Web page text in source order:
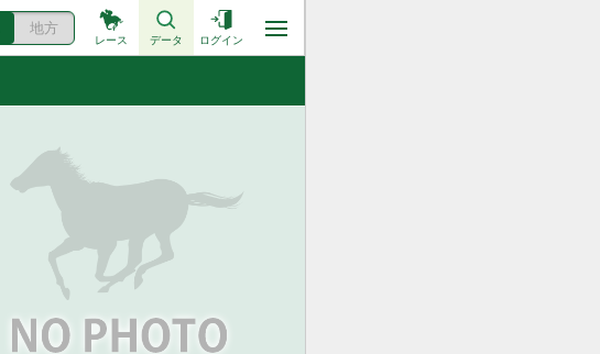
地方
レース データ ログイン